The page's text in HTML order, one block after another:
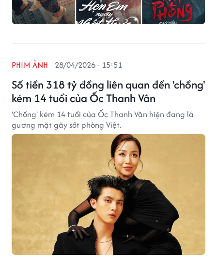
Số tiền 318 tỷ đồng liên quan đến 'chồng'
kém 14 tuổi của Ốc Thanh Vân
PHIM ẢNH 28/04/2026 - 15:51
'Chồng' kém 14 tuổi của Ốc Thanh Vân hiện đang là
gương mặt gây sốt phòng Việt.